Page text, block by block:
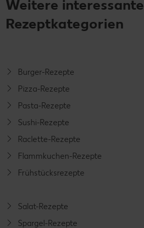
Weitere interessante
Rezeptkategorien
Burger-Rezepte
Pizza-Rezepte
Pasta-Rezepte
Sushi-Rezepte
Raclette-Rezepte
Flammkuchen-Rezepte
Frühstücksrezepte
Salat-Rezepte
Spargel-Rezepte